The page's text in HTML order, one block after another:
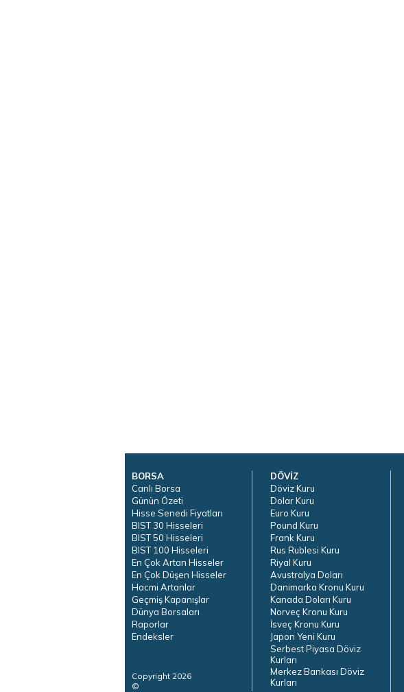
BORSA
Canlı Borsa
Günün Özeti
Hisse Senedi Fiyatları
BIST 30 Hisseleri
BIST 50 Hisseleri
BIST 100 Hisseleri
En Çok Artan Hisseler
En Çok Düşen Hisseler
Hacmi Artanlar
Geçmiş Kapanışlar
Dünya Borsaları
Raporlar
Endeksler
Copyright 2026
©
DÖVİZ
Döviz Kuru
Dolar Kuru
Euro Kuru
Pound Kuru
Frank Kuru
Rus Rublesi Kuru
Riyal Kuru
Avustralya Doları
Danimarka Kronu Kuru
Kanada Doları Kuru
Norveç Kronu Kuru
İsveç Kronu Kuru
Japon Yeni Kuru
Serbest Piyasa Döviz
Kurları
Merkez Bankası Döviz
Kurları